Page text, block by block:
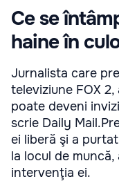
Ce se
haine în
Jurnalista care
televiziune FOX
poate deveni
scrie Daily
ei liberă şi a
la locul de
intervenţia ei.